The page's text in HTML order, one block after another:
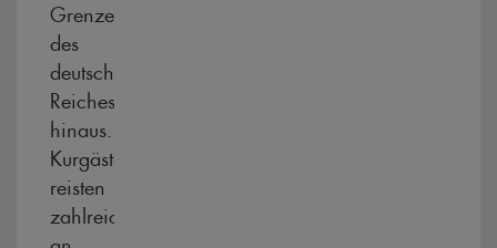
Grenzen
des
deutschen
Reiches
hinaus.
Kurgäste
reisten
zahlreich
an.